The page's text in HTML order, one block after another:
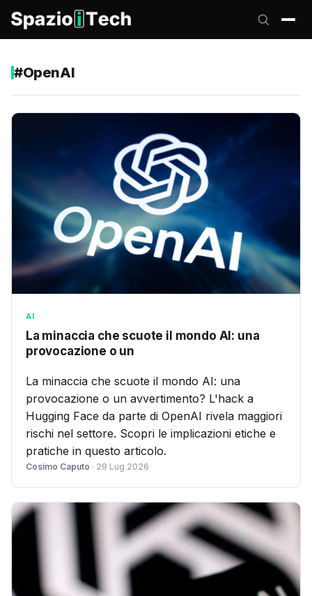
#OpenAI
AI
La minaccia che scuote il mondo AI: una
provocazione o un
La minaccia che scuote il mondo AI: una
provocazione o un avvertimento? L'hack a
Hugging Face da parte di OpenAI rivela maggiori
rischi nel settore. Scopri le implicazioni etiche e
pratiche in questo articolo.
Cosimo Caputo · 29 Lug 2026